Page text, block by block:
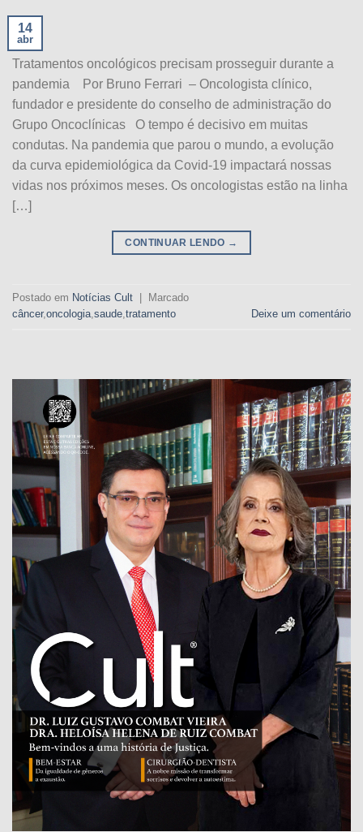
14
abr
Tratamentos oncológicos precisam prosseguir durante a
pandemia Por Bruno Ferrari – Oncologista clínico,
fundador e presidente do conselho de administração do
Grupo Oncoclínicas O tempo é decisivo em muitas
condutas. Na pandemia que parou o mundo, a evolução
da curva epidemiológica da Covid-19 impactará nossas
vidas nos próximos meses. Os oncologistas estão na linha
[…]
CONTINUAR LENDO →
Postado em Notícias Cult
Marcado
câncer,oncologia,saude,tratamento Deixe um comentário